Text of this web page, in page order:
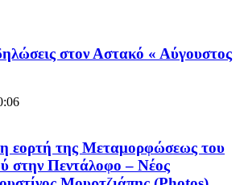
στον Αστακό « Αύγουστος
εορτή της Μεταμορφώσεως του
στην Πεντάλοφο – Nέος